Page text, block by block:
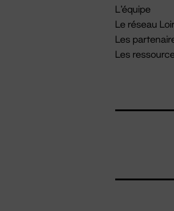
L'équipe
Le réseau
Les
Les